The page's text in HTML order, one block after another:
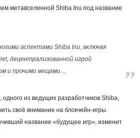
метавселенной Shiba Inu под название
аспектами Shiba Inu, включая
децентрализованной игрой
и прочими вещами…
из ведущих разработчиков Shiba,
своё внимание на блокчейн-игры.
название «будущее игр», изменит